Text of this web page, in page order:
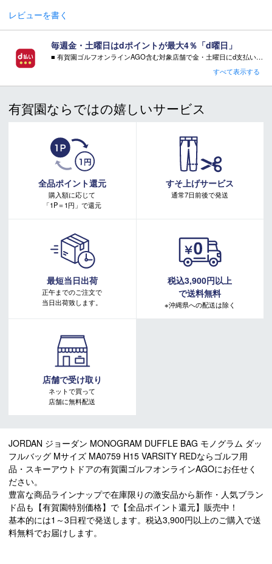
レビューを書く
毎週金・土曜日はdポイントが最大4％「d曜日」
■ 有賀園ゴルフオンラインAGO含む対象店舗で金・土曜日にd支払いをすると
■ キャンペーン期間：毎週 金・土曜日 AM 0:00 - PM 23:59
注意事項：
・有賀園ポイントの獲得には別途ログイン/新規登録が必要です。
・本特典は予告なく変更・中止させて頂く場合があります。
・本キャンペーンの特典を受ける場合、ドコモ専用ページでエントリーが必要です。
詳しくはこちらをご確認ください。
キャンペーンページ
すべて表示する
有賀園ならではの嬉しいサービス
全品ポイント還元
購入額に応じて
「1P＝1円」で還元
すそ上げサービス
通常7日前後で発送
最短当日出荷
正午までのご注文で
当日出荷致します。
税込3,900円以上
で送料無料
※沖縄県への配送は除く
店舗で受け取り
ネットで買って
店舗に無料配送
JORDAN ジョーダン MONOGRAM DUFFLE BAG モノグラム ダッ
フルバッグ Mサイズ MA0759 H15 VARSITY REDならゴルフ用
品・スキーアウトドアの有賀園ゴルフオンラインAGOにお任せく
ださい。
豊富な商品ラインナップで在庫限りの激安品から新作・人気ブラン
ド品も【有賀園特別価格】で【全品ポイント還元】販売中！
基本的には1～3日程で発送します。税込3,900円以上のご購入で送
料無料でお届けします。